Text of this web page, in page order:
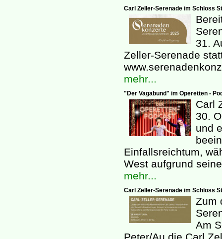
Carl Zeller-Serenade im Schloss
31.
Zeller-Serenade
mehr...
"Der Vagabund" im Operetten -
Carl
30.
und
Einfallsreichtum,
West aufgrund
mehr...
Carl Zeller-Serenade im Schloss
Zum
Am